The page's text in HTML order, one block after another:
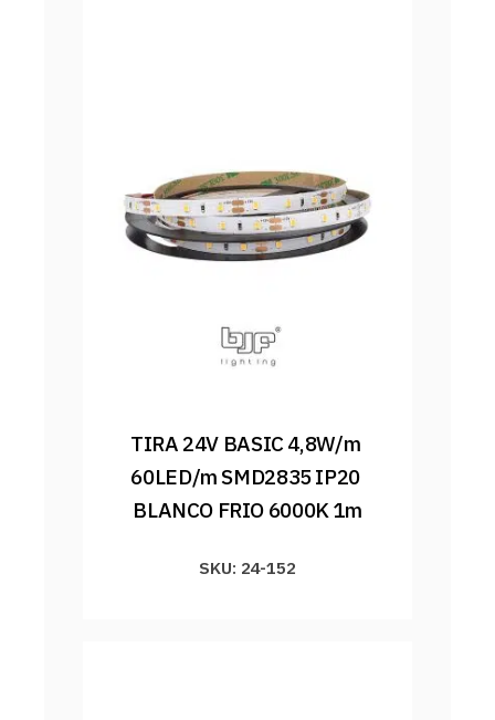
TIRA 24V BASIC 4,8W/m
60LED/m SMD2835 IP20
BLANCO FRIO 6000K 1m
SKU: 24-152